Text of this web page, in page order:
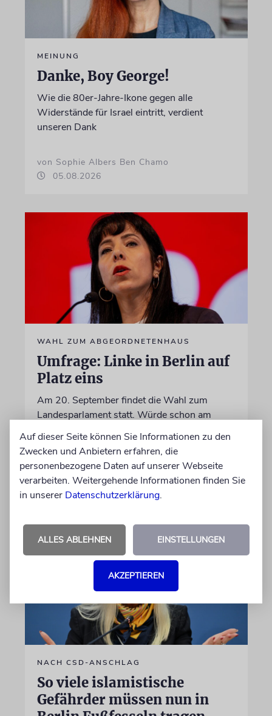
MEINUNG
Danke, Boy George!
Wie die 80er-Jahre-Ikone gegen alle
Widerstände für Israel eintritt, verdient
unseren Dank
von Sophie Albers Ben Chamo
05.08.2026
WAHL ZUM ABGEORDNETENHAUS
Umfrage: Linke in Berlin auf
Platz eins
Am 20. September findet die Wahl zum
Landesparlament statt. Würde schon am
Umfrage zufolge die größte Zustimmung.
Doch das Rennen ist knapp
05.08.2026
NACH CSD-ANSCHLAG
So viele islamistische
Gefährder müssen nun in
Auf dieser Seite können Sie Informationen zu den
Zwecken und Anbietern erfahren, die
personenbezogene Daten auf unserer Webseite
verarbeiten. Weitergehende Informationen finden Sie
in unserer Datenschutzerklärung.
ALLES ABLEHNEN EINSTELLUNGEN
AKZEPTIEREN